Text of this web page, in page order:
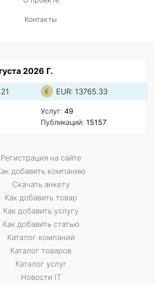
Контакты
2026 Г.
EUR: 13765.33
Услуг: 49
Публикаций: 15157
Регистрация на сайте
добавить компанию
Скачать анкету
Как добавить товар
Как добавить услугу
Как добавить статью
Каталог компаний
Каталог товаров
Каталог услуг
Новости IT